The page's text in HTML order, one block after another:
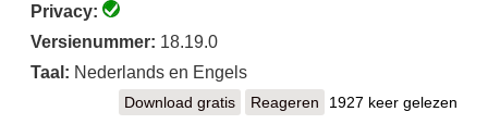
Privacy:
Versienummer: 18.19.0
Taal: Nederlands en Engels
Download gratis Super Productivity
Reageren 1927 keer gelezen